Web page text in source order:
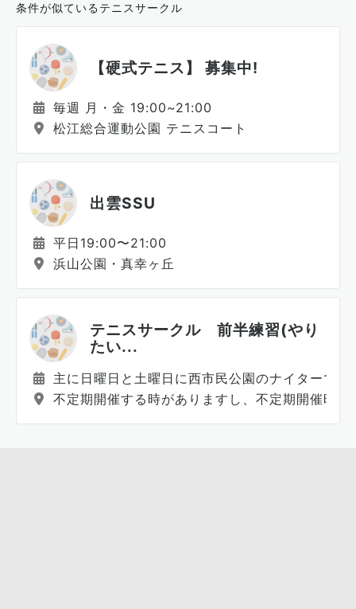
条件が似ているテニスサークル
【硬式テニス】 募集中!
毎週 月・金 19:00~21:00
松江総合運動公園 テニスコート
出雲SSU
平日19:00〜21:00
浜山公園・真幸ヶ丘
テニスサークル 前半練習(やり
たい...
主に日曜日と土曜日に西市民公園のナイターで2
不定期開催する時がありますし、不定期開催時